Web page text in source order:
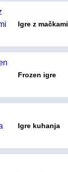
Igre z mačkami
Frozen igre
Igre kuhanja